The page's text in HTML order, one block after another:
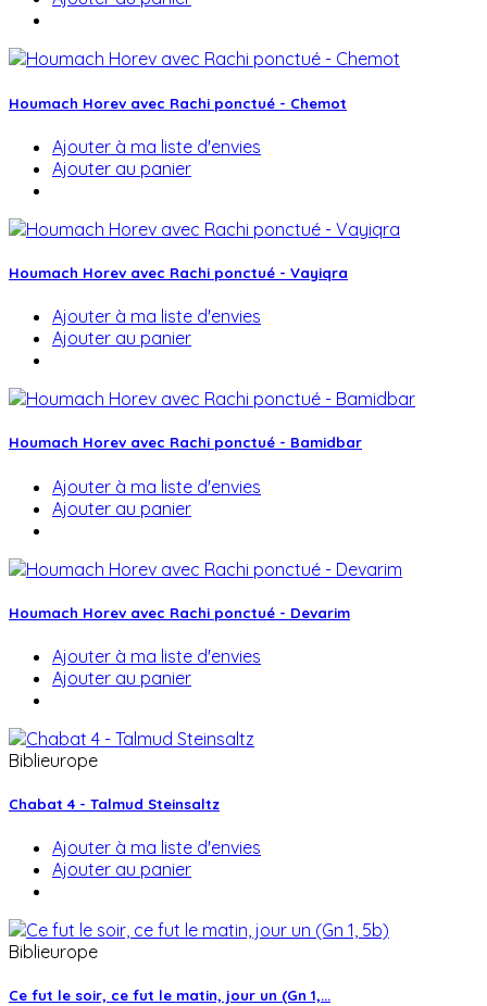
Houmach Horev avec Rachi ponctué - Chemot
Ajouter à ma liste d'envies
Ajouter au panier
Houmach Horev avec Rachi ponctué - Vayiqra
Ajouter à ma liste d'envies
Ajouter au panier
Houmach Horev avec Rachi ponctué - Bamidbar
Ajouter à ma liste d'envies
Ajouter au panier
Houmach Horev avec Rachi ponctué - Devarim
Ajouter à ma liste d'envies
Ajouter au panier
Biblieurope
Chabat 4 - Talmud Steinsaltz
Ajouter à ma liste d'envies
Ajouter au panier
Biblieurope
Ce fut le soir, ce fut le matin, jour un (Gn 1,...